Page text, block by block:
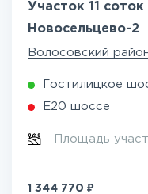
Участок 11
Новосельцево-2
Волосовский
Гостилицкое
Е20 шоссе
Площадь
1 344 770 ₽